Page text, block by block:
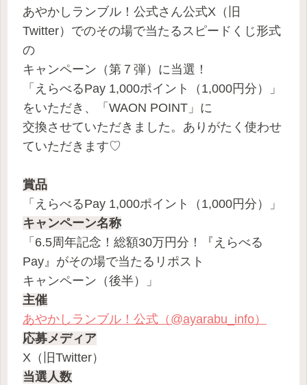
あやかしランブル！公式さん公式X（旧
Twitter）でのその場で当たるスピードくじ形式
の
キャンペーン（第７弾）に当選！
「えらべるPay 1,000ポイント（1,000円分）」
をいただき、「WAON POINT」に
交換させていただきました。ありがたく使わせ
ていただきます♡
賞品
「えらべるPay 1,000ポイント（1,000円分）」
キャンペーン名称
「6.5周年記念！総額30万円分！『えらべる
Pay』がその場で当たるリポスト
キャンペーン（後半）」
主催
あやかしランブル！公式（@ayarabu_info）
応募メディア
X（旧Twitter）
当選人数